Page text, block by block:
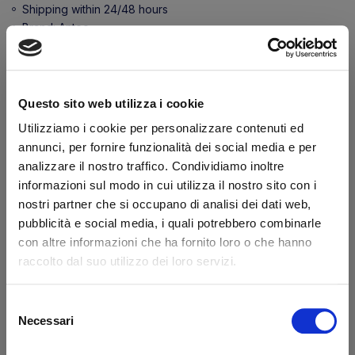
Questo sito web utilizza i cookie
Utilizziamo i cookie per personalizzare contenuti ed
annunci, per fornire funzionalità dei social media e per
analizzare il nostro traffico. Condividiamo inoltre
informazioni sul modo in cui utilizza il nostro sito con i
nostri partner che si occupano di analisi dei dati web,
pubblicità e social media, i quali potrebbero combinarle
con altre informazioni che ha fornito loro o che hanno
raccolto dal suo utilizzo dei loro servizi.
delNecessari
Shipping within 24/48 hours
Brand:Anteo
Secure transaction
Features
Length (mm)
145
Width (mm)
145
What they say about us